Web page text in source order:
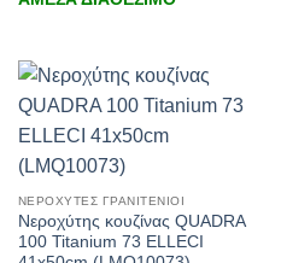
ΝΕΡΟΧΥΤΕΣ ΓΡΑΝΙΤΕΝΙΟΙ
Νεροχύτης κουζίνας QUADRA
100 Titanium 73 ELLECI